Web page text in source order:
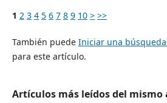
1 2 3 4 5 6 7 8 9 10 > >>
También puede Iniciar una
para este artículo.
Artículos más leídos del